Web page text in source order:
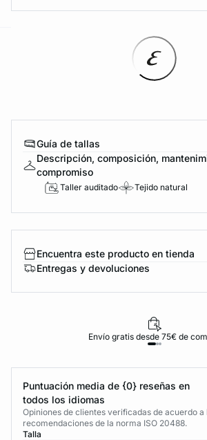
Guía de tallas
Descripción, composición,
compromiso
Taller auditado Tejido natural
Encuentra este producto en tienda
Entregas y devoluciones
Envío gratis desde 75€ de
Puntuación media de {0} reseñas en
todos los idiomas
Opiniones de clientes verificadas de acuerdo a
recomendaciones de la norma ISO 20488.
Talla